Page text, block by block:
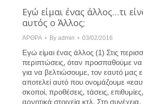
Εγώ είμαι ένας άλλος…τι
αυτός ο Άλλος;
ΆΡΘΡΑ By admin 03/02/2016
Εγώ είμαι ένας άλλος (1) Στις
περιπτώσεις, όταν προσπαθούμε
για να βελτιώσουμε, τον εαυτό μας
αποτελεί αυτό που ονομάζουμε
σκοποί, προθέσεις, τάσεις,
αρνητικά στοιχεία κτλ. Στη